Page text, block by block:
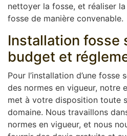
nettoyer la fosse, et réaliser
fosse de manière convenable.
Installation fosse
budget et
Pour l’installation d’une
des normes en vigueur, notre
met à votre disposition toute
domaine. Nous travaillons
normes en vigueur, et nous